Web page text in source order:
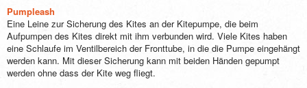
Pumpleash
Eine Leine zur Sicherung des Kites an der Kitepumpe, die beim
Aufpumpen des Kites direkt mit ihm verbunden wird. Viele Kites haben
eine Schlaufe im Ventilbereich der Fronttube, in die die Pumpe eingehängt
werden kann. Mit dieser Sicherung kann mit beiden Händen gepumpt
werden ohne dass der Kite weg fliegt.